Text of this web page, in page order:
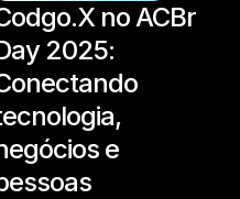
no ACBr
2025:
e